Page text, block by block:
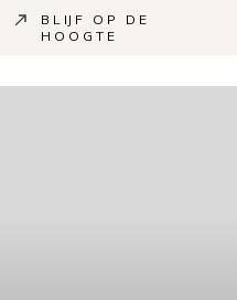
BLIJF OP DE
HOOGTE